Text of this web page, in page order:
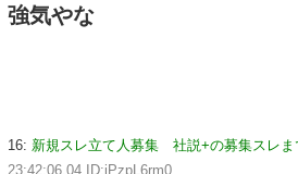
強気やな
16: 新規スレ立て人募集 社説+の募集スレま
23:42:06.04 ID:iPzpL6rm0